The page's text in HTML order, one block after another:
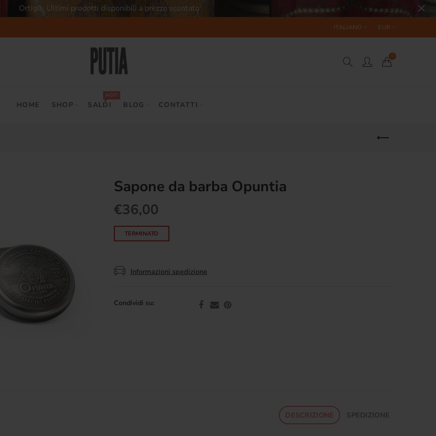
Ortigia. Ultimi prodotti disponibili a prezzo scontato
ITALIANO EUR
0
HOME SHOP SALDI
HOT!
BLOG CONTATTI
Sapone da barba Opuntia
€36,00
TERMINATO
Informazioni spedizione
Condividi su:
DESCRIZIONE SPEDIZIONE